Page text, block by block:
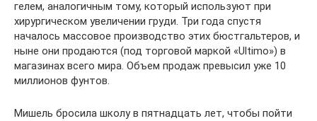
гелем, аналогичным тому, который используют при
хирургическом увеличении груди. Три года спустя
началось массовое производство этих бюстгальтеров, и
ныне они продаются (под торговой маркой «Ultimo») в
магазинах всего мира. Объем продаж превысил уже 10
миллионов фунтов.
Мишель бросила школу в пятнадцать лет, чтобы пойти